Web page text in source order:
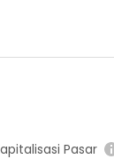
Pasar